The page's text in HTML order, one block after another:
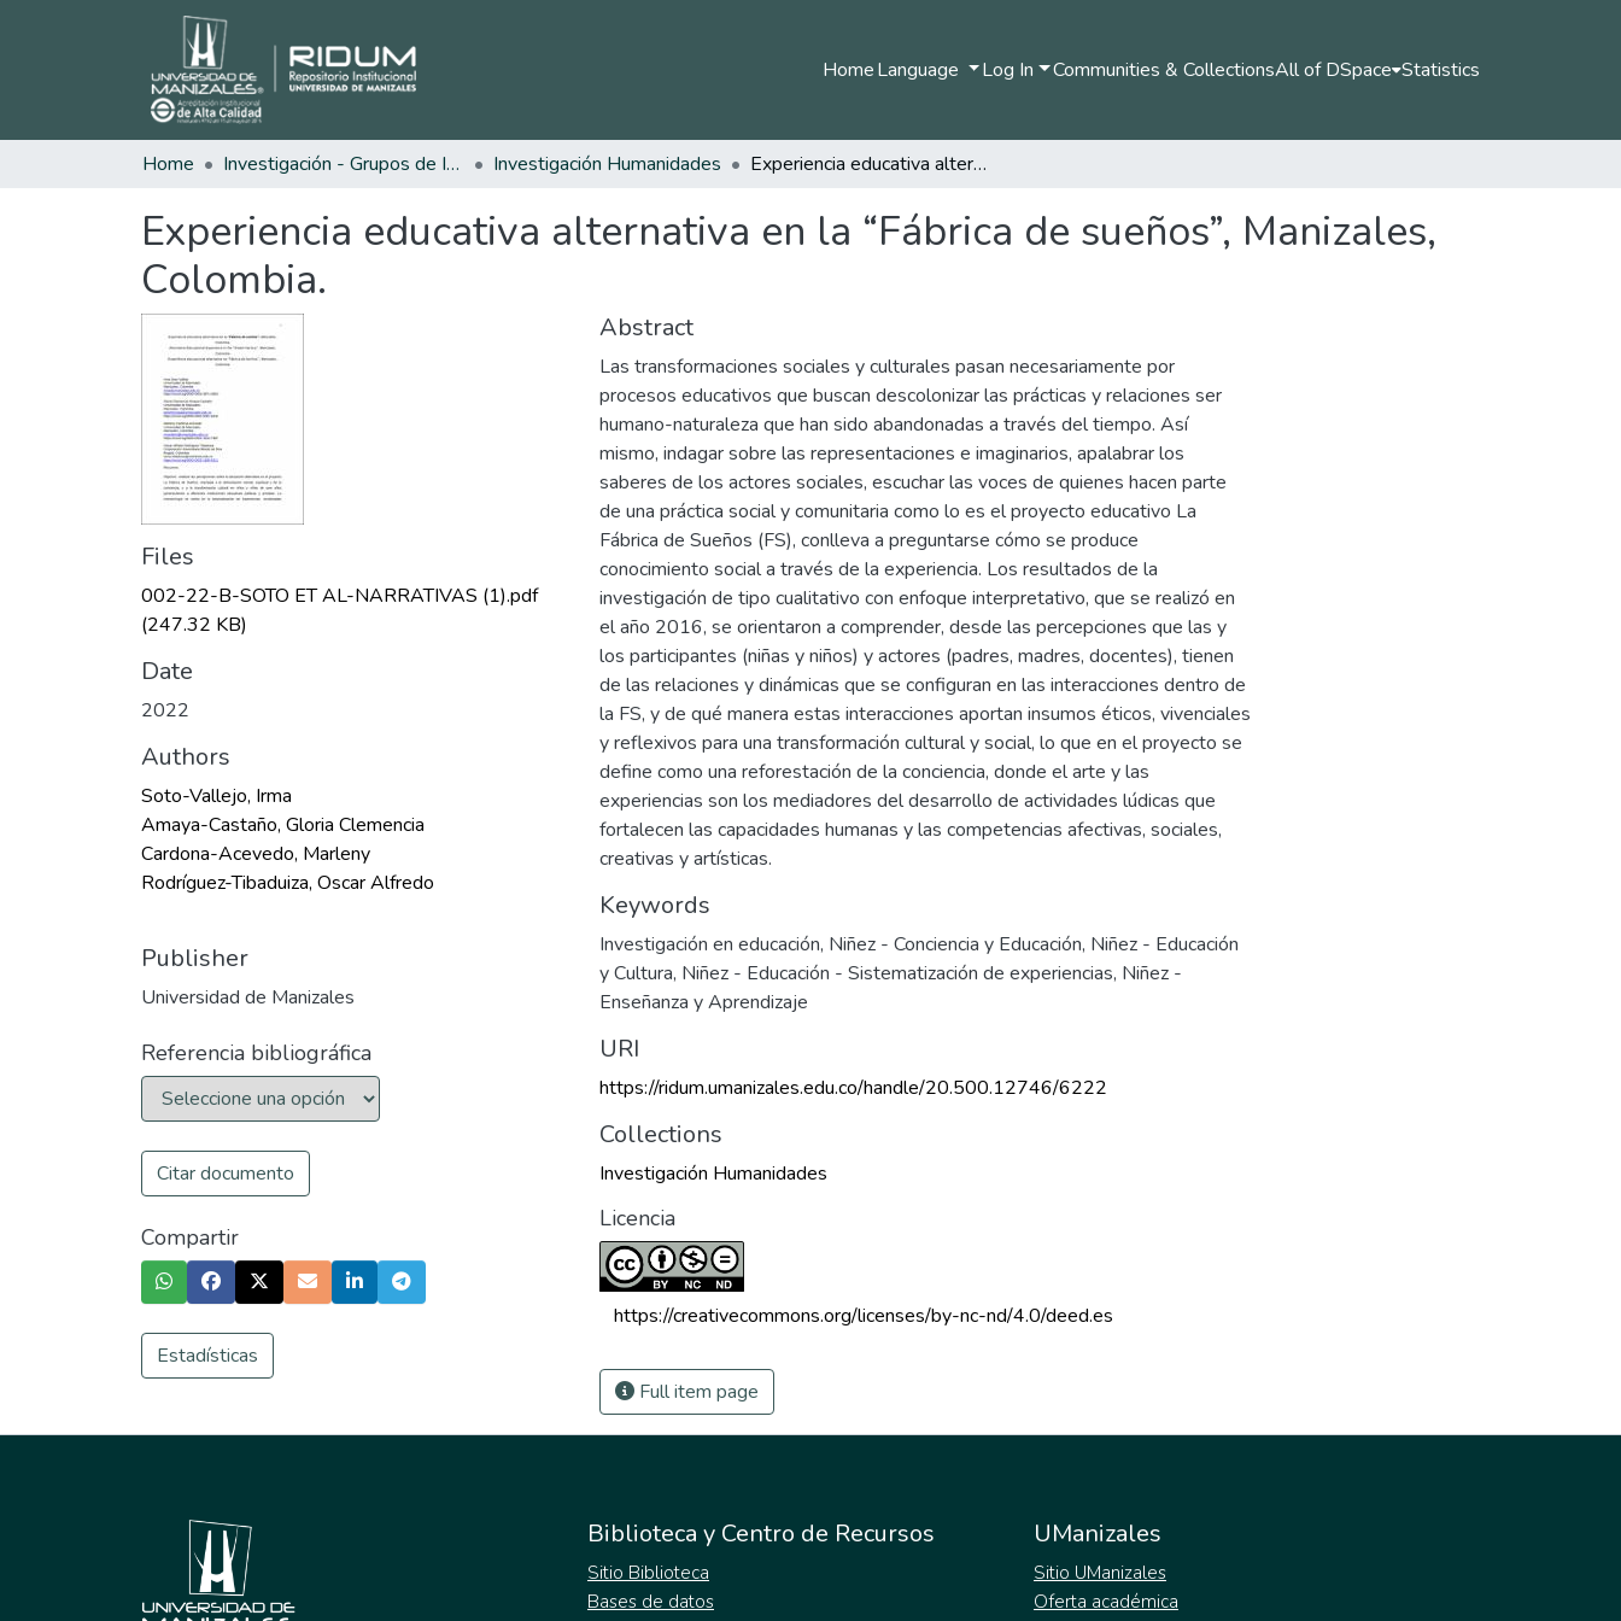
HomeLanguage Log In Communities & CollectionsAll of DSpace Statistics
Home Investigación - Grupos de Investigación Investigación Humanidades Experiencia educativa alternativa en la “Fábrica de sueños”, Manizales, Colombia.
Experiencia educativa alternativa en la “Fábrica de sueños”, Manizales,
Colombia.
Files
002-22-B-SOTO ET AL-NARRATIVAS (1).pdf
(247.32 KB)
Date
2022
Authors
Soto-Vallejo, Irma
Amaya-Castaño, Gloria Clemencia
Cardona-Acevedo, Marleny
Rodríguez-Tibaduiza, Oscar Alfredo
Publisher
Universidad de Manizales
Referencia bibliográfica
Citar documento
Compartir
Estadísticas
Abstract
Las transformaciones sociales y culturales pasan necesariamente por
procesos educativos que buscan descolonizar las prácticas y relaciones ser
humano-naturaleza que han sido abandonadas a través del tiempo. Así
mismo, indagar sobre las representaciones e imaginarios, apalabrar los
saberes de los actores sociales, escuchar las voces de quienes hacen parte
de una práctica social y comunitaria como lo es el proyecto educativo La
Fábrica de Sueños (FS), conlleva a preguntarse cómo se produce
conocimiento social a través de la experiencia. Los resultados de la
investigación de tipo cualitativo con enfoque interpretativo, que se realizó en
el año 2016, se orientaron a comprender, desde las percepciones que las y
los participantes (niñas y niños) y actores (padres, madres, docentes), tienen
de las relaciones y dinámicas que se configuran en las interacciones dentro de
la FS, y de qué manera estas interacciones aportan insumos éticos, vivenciales
y reflexivos para una transformación cultural y social, lo que en el proyecto se
define como una reforestación de la conciencia, donde el arte y las
experiencias son los mediadores del desarrollo de actividades lúdicas que
fortalecen las capacidades humanas y las competencias afectivas, sociales,
creativas y artísticas.
Keywords
Investigación en educación, Niñez - Conciencia y Educación, Niñez - Educación
y Cultura, Niñez - Educación - Sistematización de experiencias, Niñez -
Enseñanza y Aprendizaje
URI
https://ridum.umanizales.edu.co/handle/20.500.12746/6222
Collections
Investigación Humanidades
Licencia
https://creativecommons.org/licenses/by-nc-nd/4.0/deed.es
Full item page
Biblioteca y Centro de Recursos
Sitio Biblioteca
Bases de datos
UManizales
Sitio UManizales
Oferta académica